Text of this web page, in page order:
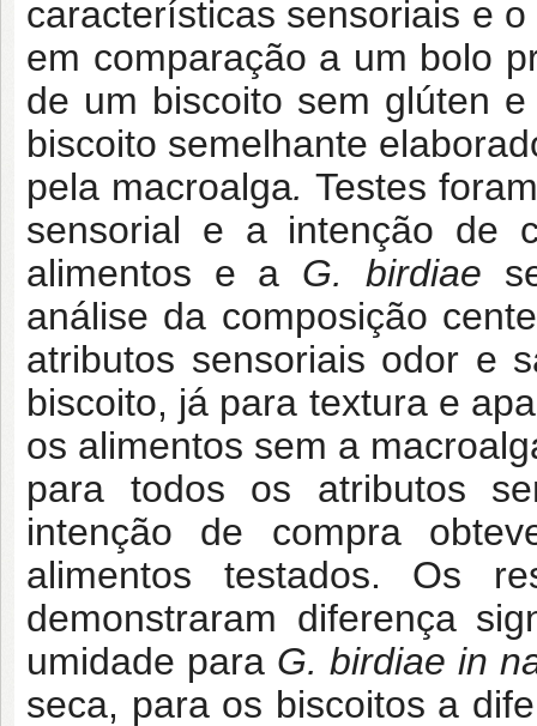
características sensoriais e
em comparação a um bolo
de um biscoito sem glúten
biscoito semelhante
pela macroalga. Testes
sensorial e a intenção de
alimentos e a G. birdiae
análise da composição
atributos sensoriais odor e
biscoito, já para textura e
os alimentos sem a
para todos os atributos
intenção de compra
alimentos testados. Os
demonstraram diferença
umidade para G. birdiae in
seca, para os biscoitos a